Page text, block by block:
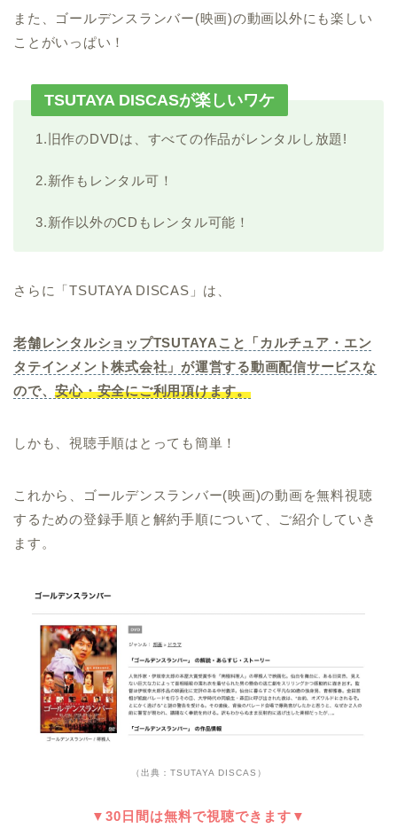
また、ゴールデンスランバー(映画)の動画以外にも楽しい
ことがいっぱい！
TSUTAYA DISCASが楽しいワケ
1.旧作のDVDは、すべての作品がレンタルし放題!
2.新作もレンタル可！
3.新作以外のCDもレンタル可能！
さらに「TSUTAYA DISCAS」は、
老舗レンタルショップTSUTAYAこと「カルチュア・エン
タテインメント株式会社」が運営する動画配信サービスな
ので、安心・安全にご利用頂けます。
しかも、視聴手順はとっても簡単！
これから、ゴールデンスランバー(映画)の動画を無料視聴
するための登録手順と解約手順について、ご紹介していき
ます。
（出典：TSUTAYA DISCAS）
▼30日間は無料で視聴できます▼